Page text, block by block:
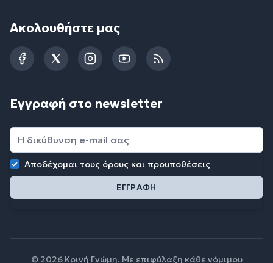
Ακολουθήστε μας
FacebookTwitterInstagramYouTubeRSS
Εγγραφή στο newsletter
Αποδέχομαι τους όρους και προυποθέσεις
© 2026 Κοινή Γνώμη. Με επιφύλαξη κάθε νόμιμου